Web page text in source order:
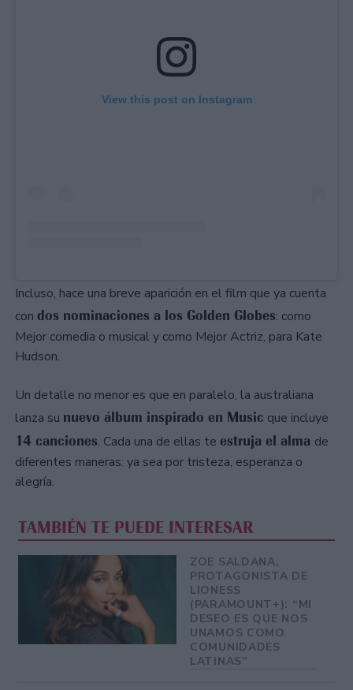
View this post on Instagram
Incluso, hace una breve aparición en el film que ya cuenta
con dos nominaciones a los Golden Globes: como
Mejor comedia o musical y como Mejor Actriz, para Kate
Hudson.
Un detalle no menor es que en paralelo, la australiana
lanza su nuevo álbum inspirado en Music que incluye
14 canciones. Cada una de ellas te estruja el alma de
diferentes maneras: ya sea por tristeza, esperanza o
alegría.
TAMBIÉN TE PUEDE INTERESAR
ZOE SALDANA,
PROTAGONISTA DE
LIONESS
(PARAMOUNT+): “MI
DESEO ES QUE NOS
UNAMOS COMO
COMUNIDADES
LATINAS”